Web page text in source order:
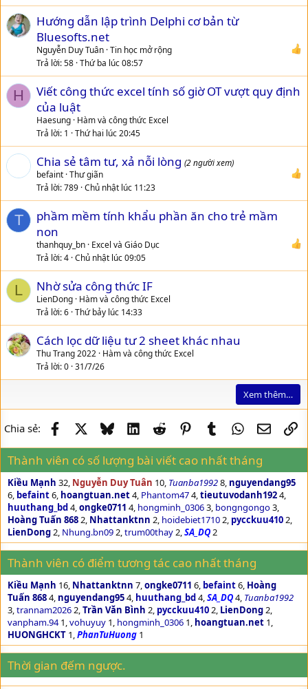
Hướng dẫn lập trình Delphi cơ bản từ
Bluesofts.net
Nguyễn Duy Tuân Tin học mở rộng
Trả lời 58 Thứ ba lúc 08:57
H
Viết công thức excel tính số giờ OT vượt quy định
của luật
Haesung Hàm và công thức Excel
Trả lời 1 Thứ hai lúc 20:45
Chia sẻ tâm tư, xả nỗi lòng (2 người xem)
befaint Thư giãn
Trả lời 789 Chủ nhật lúc 11:23
T
phầm mềm tính khẩu phần ăn cho trẻ mầm
non
thanhquy_bn Excel và Giáo Dục
Trả lời 4 Chủ nhật lúc 09:05
L Nhờ sửa công thức IF
LienDong Hàm và công thức Excel
Trả lời 6 Thứ bảy lúc 14:33
Cách lọc dữ liệu tư 2 sheet khác nhau
Thu Trang 2022 Hàm và công thức Excel
Trả lời 0 31/7/26
Xem thêm…
Chia sẻ: Facebook BlueskyLinkedIn
Reddit PinterestTumblrWhatsApp
Email
Thành viên có số lượng bài viết cao nhất tháng
Kiều Mạnh 32 Nguyễn Duy Tuân 10 Tuanba19928 nguyendang95
6 befaint6 hoangtuan.net4 Phantom474 tieutuvodanh1924
huuthang_bd 4 ongke0711 4 hongminh_03063 bongngongo3
Hoàng Tuấn 8682 Nhattanktnn 2 hoidebiet17102 pycckuu4102
LienDong2 Nhung.bn092 trum00thay2 SA_DQ2
Thành viên có điểm tương tác cao nhất tháng
Kiều Mạnh 16 Nhattanktnn 7 ongke0711 6 befaint6 Hoàng
Tuấn 8684 nguyendang954 huuthang_bd 4 SA_DQ4 Tuanba1992
3 trannam20262 Trần Văn Bình 2 pycckuu4102 LienDong2
vanpham.941 vohuyuy 1 hongminh_0306 1 hoangtuan.net 1
HUONGHCKT 1 PhanTuHuong 1
Thời gian đếm ngược.